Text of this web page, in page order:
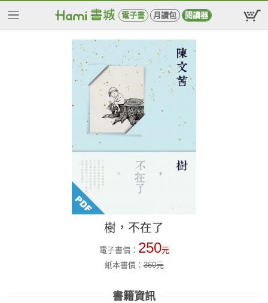
電子書 月讀包 閱讀器
樹，不在了
電子書價： 250元
紙本書價：360元
書籍資訊